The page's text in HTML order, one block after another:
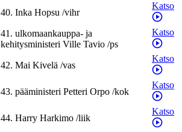
40. Inka Hopsu /vihr
Katso
41. ulkomaankauppa- ja
kehitysministeri Ville Tavio /ps
Katso
42. Mai Kivelä /vas
Katso
43. pääministeri Petteri Orpo /kok
Katso
44. Harry Harkimo /liik
Katso